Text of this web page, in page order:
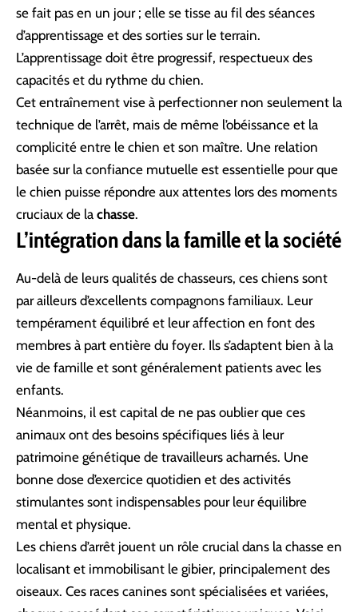
se fait pas en un jour ; elle se tisse au fil des séances
d’apprentissage et des sorties sur le terrain.
L’apprentissage doit être progressif, respectueux des
capacités et du rythme du chien.
Cet entraînement vise à perfectionner non seulement la
technique de l’arrêt, mais de même l’obéissance et la
complicité entre le chien et son maître. Une relation
basée sur la confiance mutuelle est essentielle pour que
le chien puisse répondre aux attentes lors des moments
cruciaux de la chasse.
L’intégration dans la famille et la société
Au-delà de leurs qualités de chasseurs, ces chiens sont
par ailleurs d’excellents compagnons familiaux. Leur
tempérament équilibré et leur affection en font des
membres à part entière du foyer. Ils s’adaptent bien à la
vie de famille et sont généralement patients avec les
enfants.
Néanmoins, il est capital de ne pas oublier que ces
animaux ont des besoins spécifiques liés à leur
patrimoine génétique de travailleurs acharnés. Une
bonne dose d’exercice quotidien et des activités
stimulantes sont indispensables pour leur équilibre
mental et physique.
Les chiens d’arrêt jouent un rôle crucial dans la chasse en
localisant et immobilisant le gibier, principalement des
oiseaux. Ces races canines sont spécialisées et variées,